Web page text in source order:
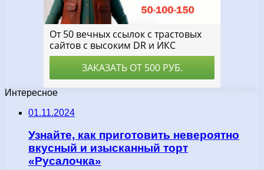
Интересное
01.11.2024
Узнайте, как приготовить невероятно
вкусный и изысканный торт
«Русалочка»